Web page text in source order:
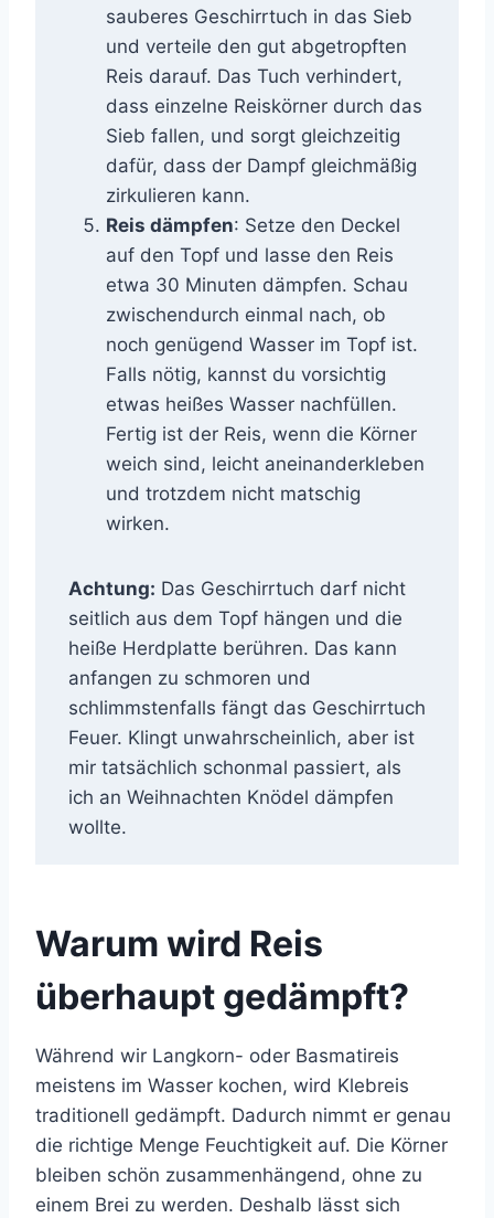
sauberes Geschirrtuch in das Sieb
und verteile den gut abgetropften
Reis darauf. Das Tuch verhindert,
dass einzelne Reiskörner durch das
Sieb fallen, und sorgt gleichzeitig
dafür, dass der Dampf gleichmäßig
zirkulieren kann.
Reis dämpfen: Setze den Deckel
auf den Topf und lasse den Reis
etwa 30 Minuten dämpfen. Schau
zwischendurch einmal nach, ob
noch genügend Wasser im Topf ist.
Falls nötig, kannst du vorsichtig
etwas heißes Wasser nachfüllen.
Fertig ist der Reis, wenn die Körner
weich sind, leicht aneinanderkleben
und trotzdem nicht matschig
wirken.
Achtung: Das Geschirrtuch darf nicht
seitlich aus dem Topf hängen und die
heiße Herdplatte berühren. Das kann
anfangen zu schmoren und
schlimmstenfalls fängt das Geschirrtuch
Feuer. Klingt unwahrscheinlich, aber ist
mir tatsächlich schonmal passiert, als
ich an Weihnachten Knödel dämpfen
wollte.
Warum wird Reis
überhaupt gedämpft?
Während wir Langkorn- oder Basmatireis
meistens im Wasser kochen, wird Klebreis
traditionell gedämpft. Dadurch nimmt er genau
die richtige Menge Feuchtigkeit auf. Die Körner
bleiben schön zusammenhängend, ohne zu
einem Brei zu werden. Deshalb lässt sich